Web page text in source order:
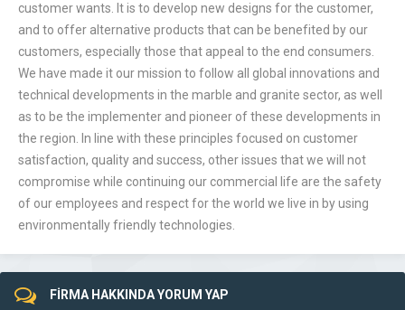
customer wants. It is to develop new designs for the customer,
and to offer alternative products that can be benefited by our
customers, especially those that appeal to the end consumers.
We have made it our mission to follow all global innovations and
technical developments in the marble and granite sector, as well
as to be the implementer and pioneer of these developments in
the region. In line with these principles focused on customer
satisfaction, quality and success, other issues that we will not
compromise while continuing our commercial life are the safety
of our employees and respect for the world we live in by using
environmentally friendly technologies.
FİRMA HAKKINDA YORUM YAP